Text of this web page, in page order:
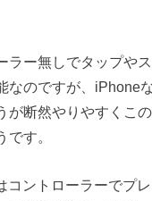
ラー無しでタップや
なのですが、iPhone
が断然やりやすくこ
です。
コントローラーでプ